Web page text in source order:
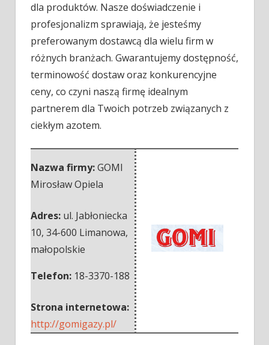
dla produktów. Nasze doświadczenie i
profesjonalizm sprawiają, że jesteśmy
preferowanym dostawcą dla wielu firm w
różnych branżach. Gwarantujemy dostępność,
terminowość dostaw oraz konkurencyjne
ceny, co czyni naszą firmę idealnym
partnerem dla Twoich potrzeb związanych z
ciekłym azotem.
Nazwa firmy:GOMI
Mirosław Opiela
Adres: ul. Jabłoniecka
10, 34-600 Limanowa,
małopolskie
Telefon: 18-3370-188
Strona internetowa:
http://gomigazy.pl/